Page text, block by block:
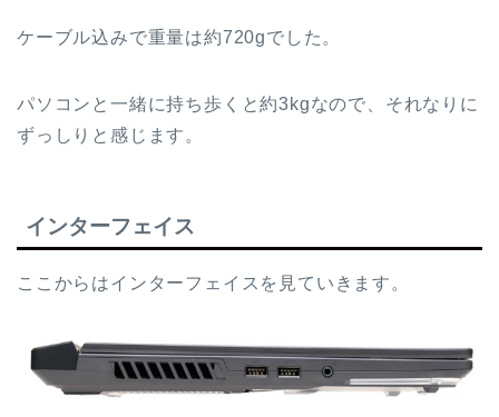
ケーブル込みで重量は約720gでした。
パソコンと一緒に持ち歩くと約3kgなので、それなりに
ずっしりと感じます。
インターフェイス
ここからはインターフェイスを見ていきます。